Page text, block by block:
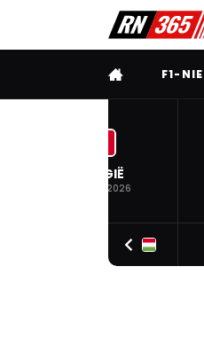
VOLLEDIGF1-
BELGIË
19 JUL. 2026